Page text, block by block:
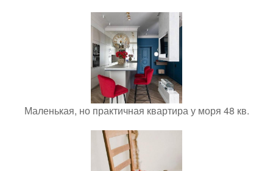
Маленькая, но практичная квартира у моря 48 кв.